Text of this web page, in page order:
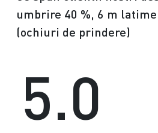
umbrire 40 %, 6 m
(ochiuri de prindere)
5.0